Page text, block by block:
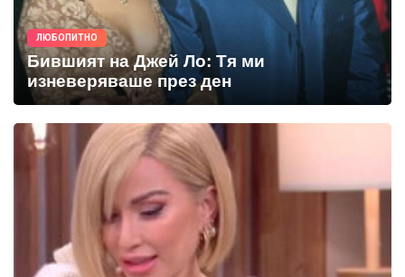
ЛЮБОПИТНО
Бившият на Джей Ло: Тя ми
изневеряваше през ден